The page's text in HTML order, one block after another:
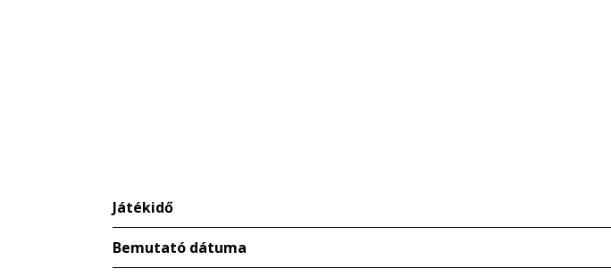
Játékidő
Bemutató dátuma